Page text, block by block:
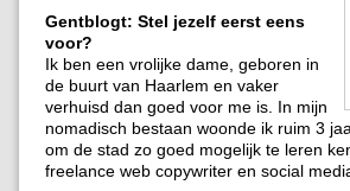
Gentblogt: Stel jezelf eerst eens
voor?
Ik ben een vrolijke dame, geboren in
de buurt van Haarlem en vaker
verhuisd dan goed voor me is. In mijn
nomadisch bestaan woonde ik ruim 3
om de stad zo goed mogelijk te leren
freelance web copywriter en social